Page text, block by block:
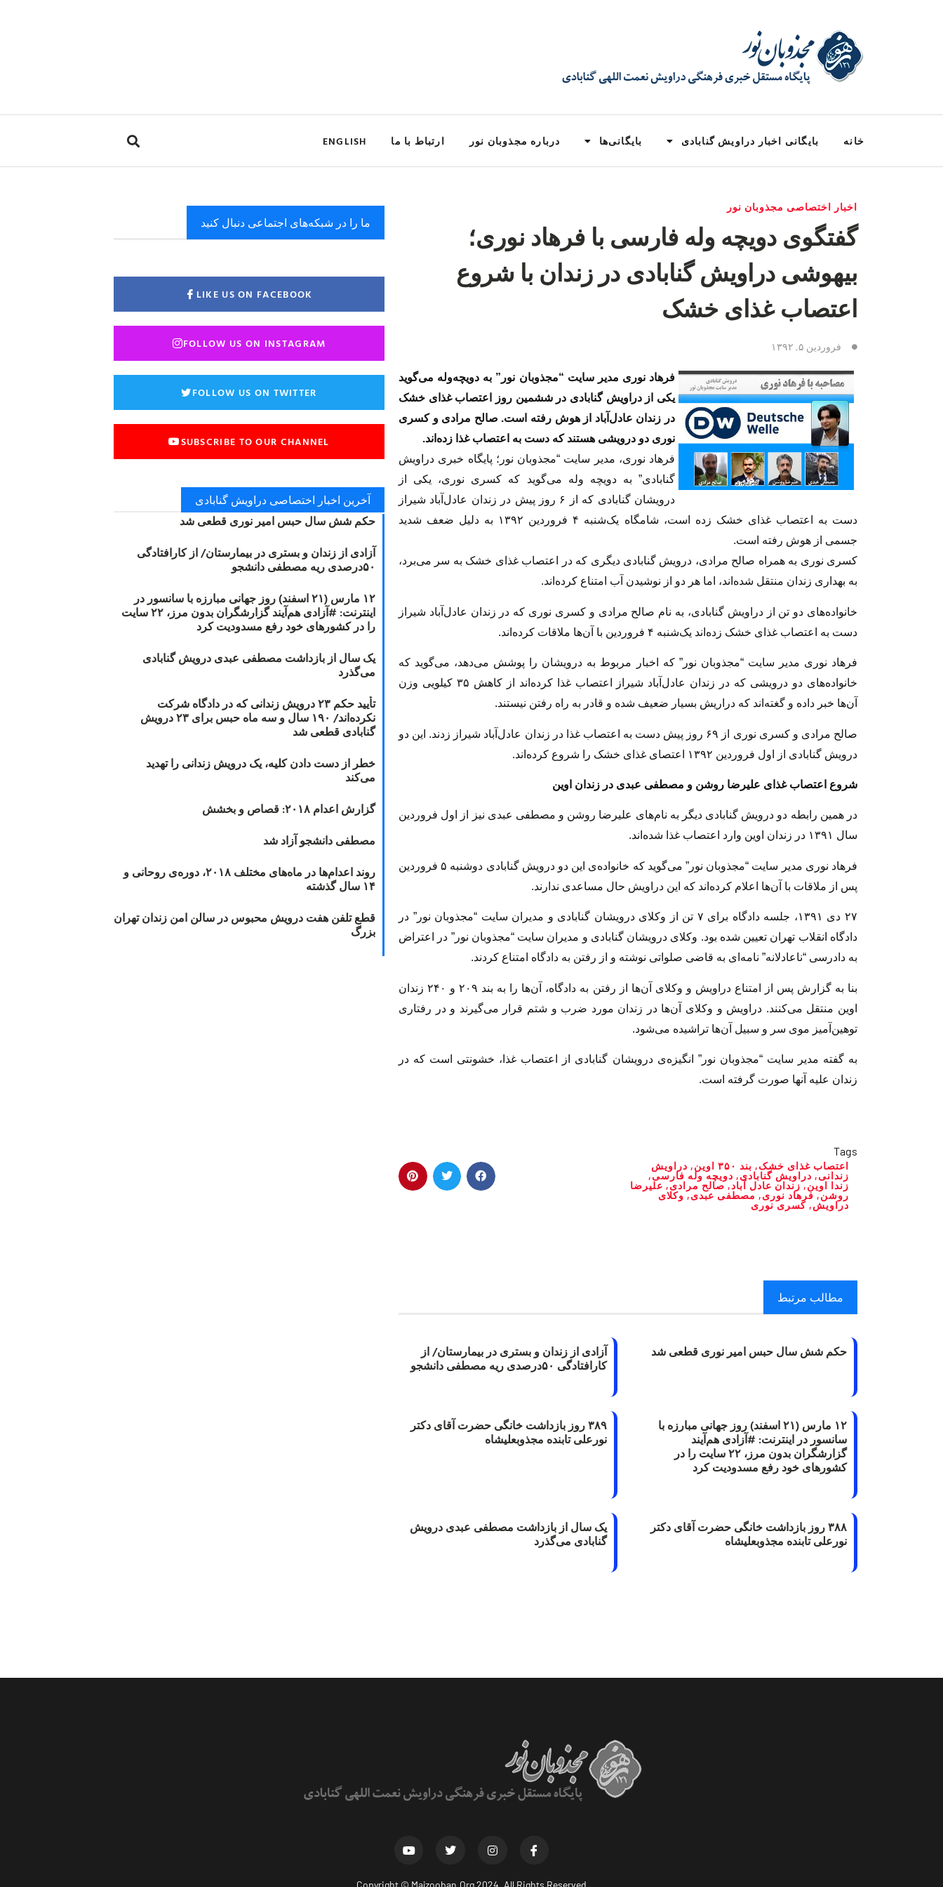
خانه بایگانی اخبار دراویش گنابادی بایگانی‌ها درباره مجذوبان نور ارتباط با ما ENGLISH
اخبار اختصاصی مجذوبان نور
گفتگوی دویچه وله فارسی با فرهاد نوری؛
بیهوشی دراویش گنابادی در زندان با شروع
اعتصاب غذای خشک
فروردین ۵, ۱۳۹۲
فرهاد نوری مدیر سایت “مجذوبان نور” به دویچه‌وله می‌گوید
یکی از دراویش گنابادی در ششمین روز اعتصاب غذای خشک
در زندان عادل‌آباد از هوش رفته است. صالح مرادی و کسری
نوری دو درویشی هستند که دست به اعتصاب غذا زده‌اند.
فرهاد نوری، مدیر سایت “مجذوبان نور؛ پایگاه خبری دراویش
گنابادی” به دویچه وله می‌گوید که کسری نوری، یکی از
درویشان گنابادی که از ۶ روز پیش در زندان عادل‌آباد شیراز
دست به اعتصاب غذای خشک زده است، شامگاه یک‌شنبه ۴ فروردین ۱۳۹۲ به دلیل ضعف شدید
جسمی از هوش رفته است.
کسری نوری به همراه صالح مرادی، درویش گنابادی دیگری که در اعتصاب غذای خشک به سر می‌برد،
به بهداری زندان منتقل شده‌اند، اما هر دو از نوشیدن آب امتناع کرده‌اند.
خانواده‌های دو تن از دراویش گنابادی، به نام صالح مرادی و کسری نوری که در زندان عادل‌آباد شیراز
دست به اعتصاب غذای خشک زده‌اند یک‌شنبه ۴ فروردین با آن‌ها ملاقات کرده‌اند.
فرهاد نوری مدیر سایت “مجذوبان نور” که اخبار مربوط به درویشان را پوشش می‌دهد، می‌گوید که
خانواده‌های دو درویشی که در زندان عادل‌آباد شیراز اعتصاب غذا کرده‌اند از کاهش ۳۵ کیلویی وزن
آن‌ها خبر داده و گغته‌اند که دراریش بسیار ضعیف شده و قادر به راه رفتن نیستند.
صالح مرادی و کسری نوری از ۶۹ روز پیش دست به اعتصاب غذا در زندان عادل‌آباد شیراز زدند. این دو
درویش گنابادی از اول فروردین ۱۳۹۲ اعتصای غذای خشک را شروع کرده‌اند.
شروع اعتصاب غذای علیرضا روشن و مصطفی عبدی در زندان اوین
در همین رابطه دو درویش گنابادی دیگر به نام‌های علیرضا روشن و مصطفی عبدی نیز از اول فروردین
سال ۱۳۹۱ در زندان اوین وارد اعتصاب غذا شده‌اند.
فرهاد نوری مدیر سایت “مجذوبان نور” می‌گوید که خانواده‌ی این دو درویش گنابادی دوشنبه ۵ فروردین
پس از ملاقات با آن‌ها اعلام کرده‌اند که این دراویش حال مساعدی ندارند.
۲۷ دی ۱۳۹۱، جلسه دادگاه برای ۷ تن از وکلای درویشان گنابادی و مدیران سایت “مجذوبان نور” در
دادگاه انقلاب تهران تعیین شده بود. وکلای درویشان گنابادی و مدیران سایت “مجذوبان نور” در اعتراض
به دادرسی “ناعادلانه” نامه‌ای به قاضی صلواتی نوشته و از رفتن به دادگاه امتناع کردند.
بنا به گزارش پس از امتناع دراویش و وکلای آن‌ها از رفتن به دادگاه، آن‌ها را به بند ۲۰۹ و ۲۴۰ زندان
اوین منتقل می‌کنند. دراویش و وکلای آن‌ها در زندان مورد ضرب و شتم قرار می‌گیرند و در رفتاری
توهین‌آمیز موی سر و سبیل آن‌ها تراشیده می‌شود.
به گفته مدیر سایت “مجذوبان نور” انگیزه‌ی درویشان گنابادی از اعتصاب غذا، خشونتی است که در
زندان علیه آنها صورت گرفته است.
Tags
اعتصاب غذای خشک, بند ۳۵۰ اوین , دراویش
زندانی, دراویش گنابادی, دویچه وله فارسی,
زندا اوین,زندان عادل آباد,صالح مرادی, علیرضا
روشن, فرهاد نوری, مصطفی عبدی,وکلای
دراویش, کسری نوری
مطالب مرتبط
حکم شش سال حبس امیر نوری قطعی شد
آزادی از زندان و بستری در بیمارستان/ از
کارافتادگی ۵۰درصدی ریه مصطفی دانشجو
۱۲ مارس (۲۱ اسفند) روز جهانی مبارزه با
سانسور در اینترنت: #آزادی هم‌آیند
گزارشگران‌ بدون مرز، ۲۲ سایت را در
کشورهای خود رفع مسدودیت کرد
۳۸۹ روز بازداشت خانگی حضرت آقای دکتر
نورعلی تابنده مجذوبعلیشاه
۳۸۸ روز بازداشت خانگی حضرت آقای دکتر
نورعلی تابنده مجذوبعلیشاه
یک سال از بازداشت مصطفی عبدی درویش
گنابادی می‌گذرد
ما را در شبکه‌های اجتماعی دنبال کنید
LIKE US ON FACEBOOK
FOLLOW US ON INSTAGRAM
FOLLOW US ON TWITTER
SUBSCRIBE TO OUR CHANNEL
آخرین اخبار اختصاصی دراویش گنابادی
حکم شش سال حبس امیر نوری قطعی شد
آزادی از زندان و بستری در بیمارستان/ از کارافتادگی
۵۰درصدی ریه مصطفی دانشجو
۱۲ مارس (۲۱ اسفند) روز جهانی مبارزه با سانسور در
اینترنت: #آزادی هم‌آیند گزارشگران‌ بدون مرز، ۲۲ سایت
را در کشورهای خود رفع مسدودیت کرد
یک سال از بازداشت مصطفی عبدی درویش گنابادی
می‌گذرد
تأیید حکم ۲۳ درویش زندانی که در دادگاه شرکت
نکرده‌اند/ ۱۹۰ سال و سه ماه حبس برای ۲۳ درویش
گنابادی قطعی شد
خطر از دست دادن کلیه، یک درویش زندانی را تهدید
می‌کند
گزارش اعدام ۲۰۱۸: قصاص و بخشش
مصطفی دانشجو آزاد شد
روند اعدام‌ها در ماه‌های مختلف ۲۰۱۸، دوره‌ی روحانی و
۱۴ سال گذشته
قطع تلفن هفت درویش محبوس در سالن امن زندان تهران
بزرگ